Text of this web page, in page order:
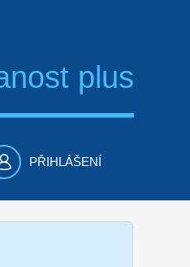
plus
PŘIHLÁŠENÍ